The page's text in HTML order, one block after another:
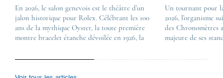
En 2026, le salon genevois est le théâtre d’un
jalon historique pour Rolex. Célébrant les 100
ans de la mythique Oyster, la toute première
montre bracelet étanche dévoilée en 1926, la
The post
Les nouveautés
first appeared on
Lovetime
Un tournant pour
2026, l’organisme
des Chronomètres
majeure de ses